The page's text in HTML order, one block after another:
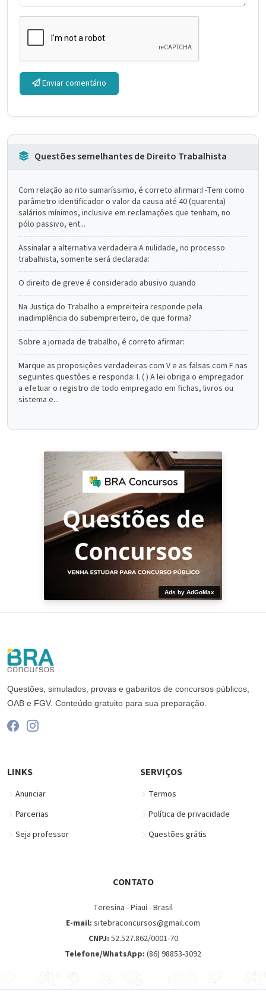
Enviar comentário
Questões semelhantes de Direito Trabalhista
Com relação ao rito sumaríssimo, é correto afirmar:I -Tem como
parâmetro identificador o valor da causa até 40 (quarenta)
salários mínimos, inclusive em reclamaçôes que tenham, no
pólo passivo, ent...
Assinalar a alternativa verdadeira:A nulidade, no processo
trabalhista, somente será declarada:
O direito de greve é considerado abusivo quando
Na Justiça do Trabalho a empreiteira responde pela
inadimplência do subempreiteiro, de que forma?
Sobre a jornada de trabalho, é correto afirmar:
Marque as proposiçôes verdadeiras com V e as falsas com F nas
seguintes questôes e responda: I. ( ) A lei obriga o empregador
a efetuar o registro de todo empregado em fichas, livros ou
sistema e...
Ads by AdGoMax
Questões, simulados, provas e gabaritos de concursos públicos,
OAB e FGV. Conteúdo gratuito para sua preparação.
LINKS
Anunciar
Parcerias
Seja professor
SERVIÇOS
Termos
Política de privacidade
Questões grátis
CONTATO
Teresina - Piauí - Brasil
E-mail: sitebraconcursos@gmail.com
CNPJ: 52.527.862/0001-70
Telefone/WhatsApp: (86) 98853-3092